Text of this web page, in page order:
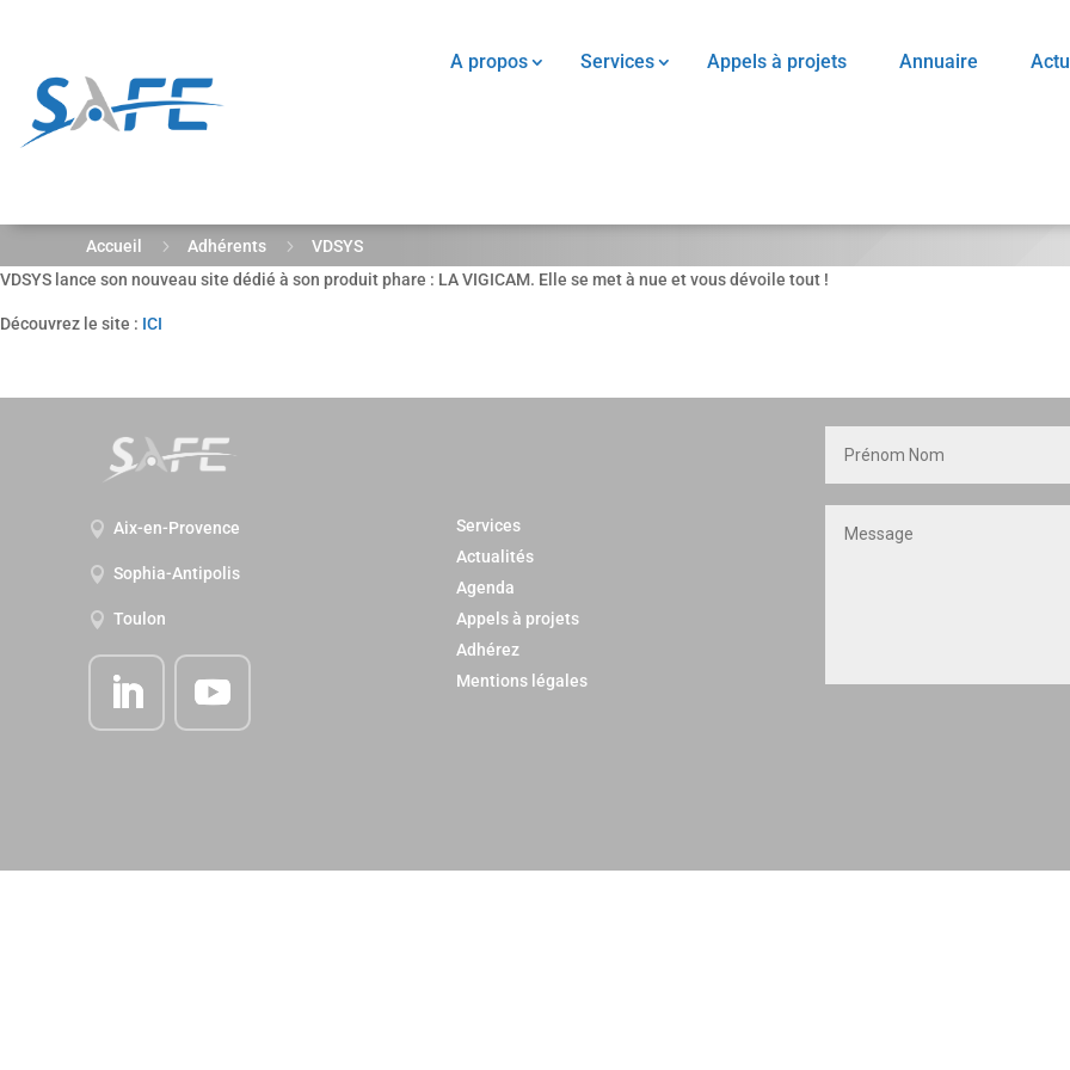
A propos Services Appels à projets Annuaire
Accueil 5 Adhérents 5
VDSYS
VDSYS lance son nouveau site dédié à son produit phare : LA VIGICAM. Elle se met à nue et vous dévoile tout !
Découvrez le site : ICI
 Aix-en-Provence
 Sophia-Antipolis
 Toulon
Services
Actualités
Agenda
Appels à projets
Adhérez
Mentions légales